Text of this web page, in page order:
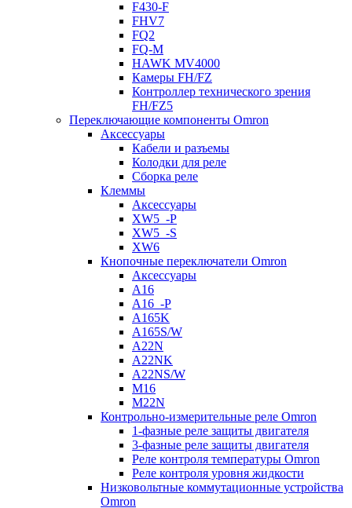
F430-F
FHV7
FQ2
FQ-M
HAWK MV4000
Камеры FH/FZ
Контроллер технического зрения
FH/FZ5
Переключающие компоненты Omron
Аксессуары
Кабели и разъемы
Колодки для реле
Сборка реле
Клеммы
Аксессуары
XW5_-P
XW5_-S
XW6
Кнопочные переключатели Omron
Аксессуары
A16
A16_-P
A165K
A165S/W
A22N
A22NK
A22NS/W
M16
M22N
Контрольно-измерительные реле Omron
1-фазные реле защиты двигателя
3-фазные реле защиты двигателя
Реле контроля температуры Omron
Реле контроля уровня жидкости
Низковольтные коммутационные устройства
Omron